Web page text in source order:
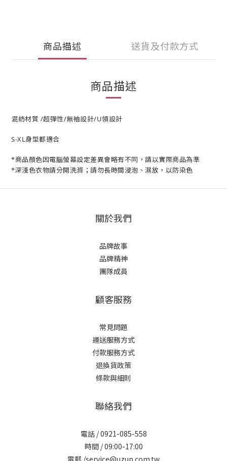
商品描述 送貨及付款方式
商品描述
混紡材質 /超彈性/無袖設計/U領設計
S-XL身型都適合
*商品顏色因電腦螢幕設定差異會略有不同，請以實際商品為準
*深淺色衣物請分開洗滌；請勿長時間浸泡、濕放，以防染色
關於我們
品牌故事
品牌精神
團隊成員
顧客服務
常見問題
運送服務方式
付款服務方式
退換貨政策
條款與細則
聯絡我們
電話 / 0921-085-558
時間 / 09:00-17:00
電郵 /service@uzun.com.tw